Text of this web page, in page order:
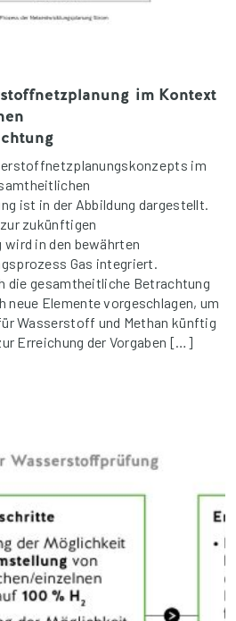
im Kontext
im
ist in der Abbildung dargestellt.
zukünftigen
in den bewährten
Gas integriert.
die gesamtheitliche Betrachtung
neue Elemente vorgeschlagen, um
Wasserstoff und Methan künftig
Erreichung der Vorgaben […]